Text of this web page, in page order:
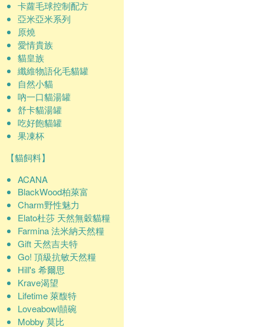
卡蘿毛球控制配方
亞米亞米系列
原燒
愛情貴族
貓皇族
纖維物語化毛貓罐
自然小貓
吶一口貓湯罐
舒卡貓湯罐
吃好飽貓罐
果凍杯
【貓飼料】
ACANA
BlackWood柏萊富
Charm野性魅力
Elato杜莎 天然無穀貓糧
Farmina 法米納天然糧
Gift 天然吉夫特
Go! 頂級抗敏天然糧
Hill's 希爾思
Krave渴望
Lifetime 萊馥特
Loveabowl囍碗
Mobby 莫比